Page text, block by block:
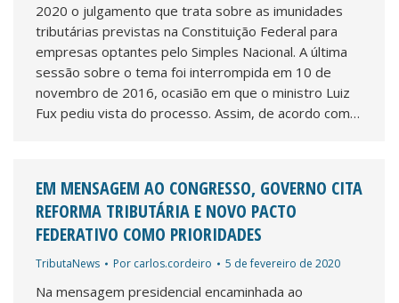
2020 o julgamento que trata sobre as imunidades
tributárias previstas na Constituição Federal para
empresas optantes pelo Simples Nacional. A última
sessão sobre o tema foi interrompida em 10 de
novembro de 2016, ocasião em que o ministro Luiz
Fux pediu vista do processo. Assim, de acordo com…
EM MENSAGEM AO CONGRESSO, GOVERNO CITA
REFORMA TRIBUTÁRIA E NOVO PACTO
FEDERATIVO COMO PRIORIDADES
TributaNews Por carlos.cordeiro 5 de fevereiro de 2020
Na mensagem presidencial encaminhada ao